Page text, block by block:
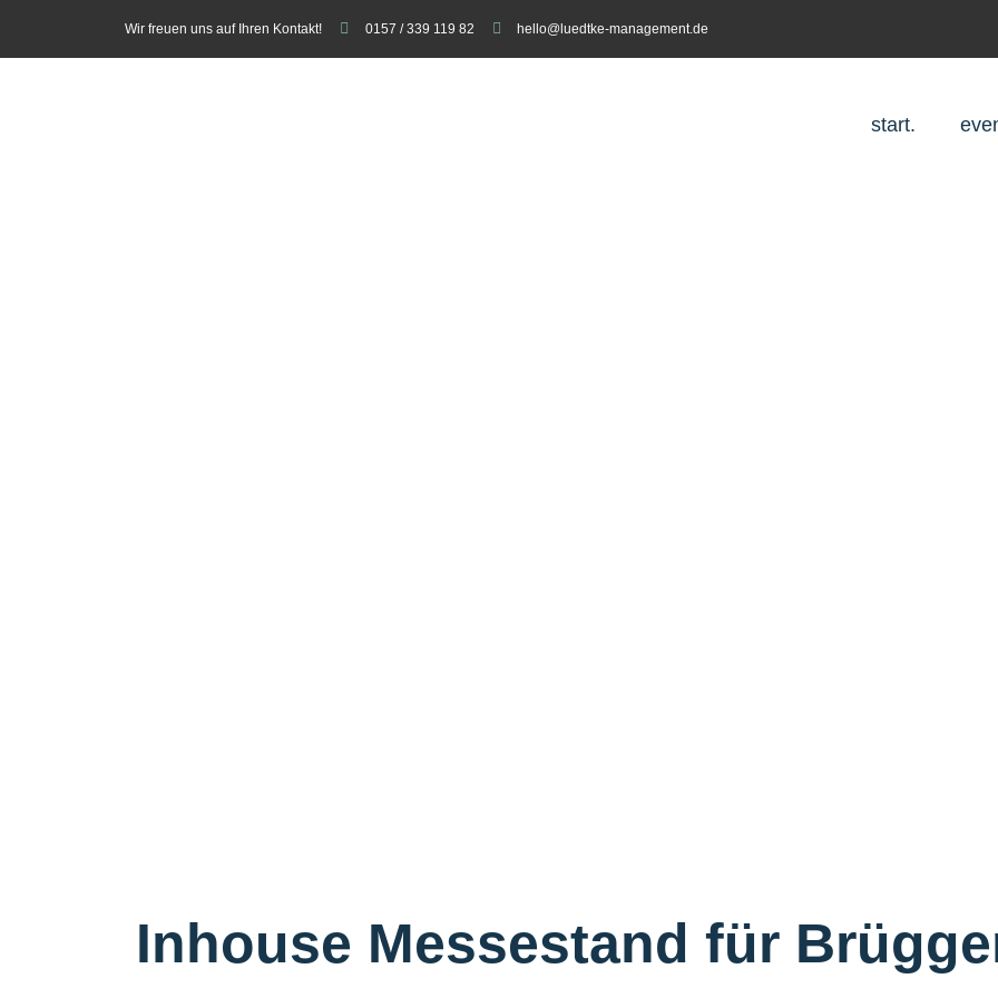
Wir freuen uns auf Ihren Kontakt! 0157 / 339 119 82 hello@luedtke-management.de
start.
Inhouse Messestand für